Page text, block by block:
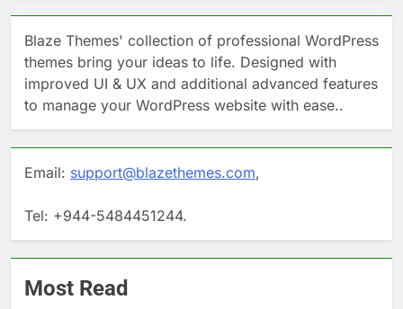
Blaze Themes' collection of professional WordPress
themes bring your ideas to life. Designed with
improved UI & UX and additional advanced features
to manage your WordPress website with ease..
Email: support@blazethemes.com,
Tel: +944-5484451244.
Most Read